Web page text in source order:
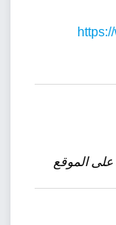
الموقع